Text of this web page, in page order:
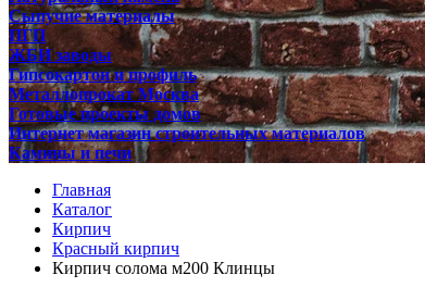
Сыпучие материалы
ПГП
ЖБИ заводы
Гипсокартон и профиль
Металлопрокат Москва
Готовые проекты домов
Интернет магазин строительных материалов
Камины и печи
Главная
Каталог
Кирпич
Красный кирпич
Кирпич солома м200 Клинцы